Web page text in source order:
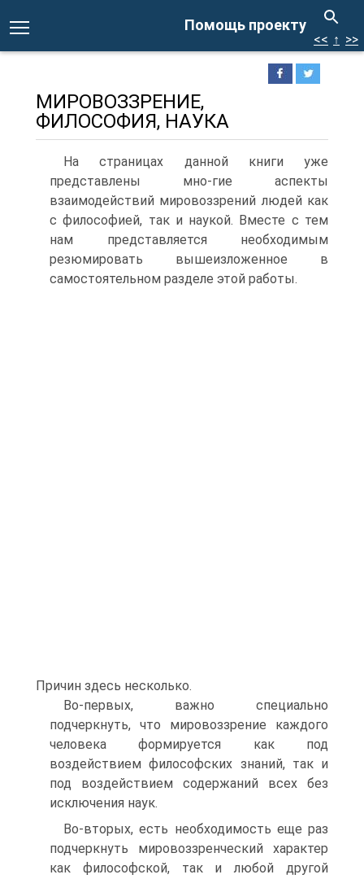
Помощь проекту
<< ↑ >>
МИРОВОЗЗРЕНИЕ,
ФИЛОСОФИЯ, НАУКА
На страницах данной книги уже
представлены мно-гие аспекты
взаимодействий мировоззрений людей как
с философией, так и наукой. Вместе с тем
нам представляется необходимым
резюмировать вышеизложенное в
самостоятельном разделе этой работы.
Причин здесь несколько.
Во-первых, важно специально
подчеркнуть, что мировоззрение каждого
человека формируется как под
воздействием философских знаний, так и
под воздействием содержаний всех без
исключения наук.
Во-вторых, есть необходимость еще раз
подчеркнуть мировоззренческий характер
как философской, так и любой другой